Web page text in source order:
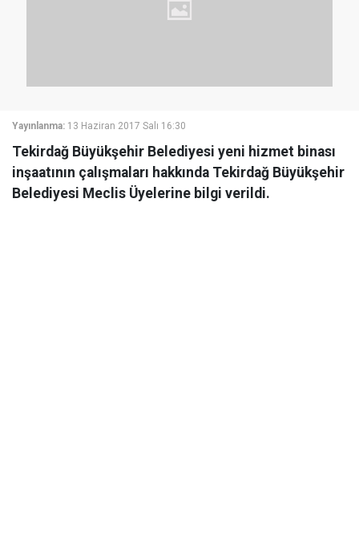
Yayınlanma: 13 Haziran 2017 Salı 16:30
Tekirdağ Büyükşehir Belediyesi yeni hizmet binası
inşaatının çalışmaları hakkında Tekirdağ Büyükşehir
Belediyesi Meclis Üyelerine bilgi verildi.